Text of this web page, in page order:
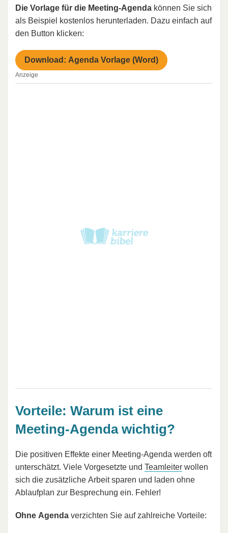
Die Vorlage für die Meeting-Agenda können Sie sich
als Beispiel kostenlos herunterladen. Dazu einfach auf
den Button klicken:
Download: Agenda Vorlage (Word)
Anzeige
Vorteile: Warum ist eine
Meeting-Agenda wichtig?
Die positiven Effekte einer Meeting-Agenda werden oft
unterschätzt. Viele Vorgesetzte und Teamleiter wollen
sich die zusätzliche Arbeit sparen und laden ohne
Ablaufplan zur Besprechung ein. Fehler!
Ohne Agenda verzichten Sie auf zahlreiche Vorteile: